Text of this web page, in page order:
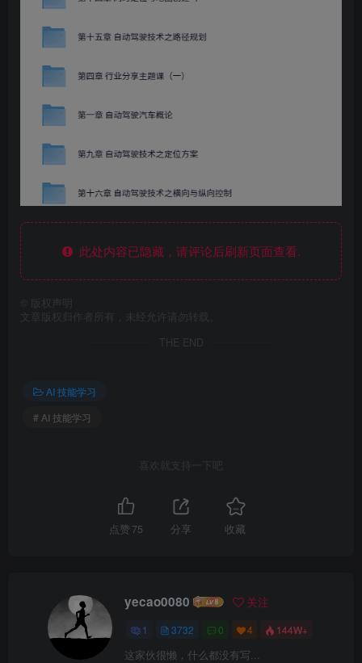
此处内容已隐藏，请评论后刷新页面查看.
版权声明
文章版权归作者所有，未经允许请勿转载。
THE END
AI 技能学习
# AI 技能学习
喜欢就支持一下吧
点赞 75 分享 收藏
yecao0080 关注
1 3732 0 4 144W+
这家伙很懒，什么都没有写...